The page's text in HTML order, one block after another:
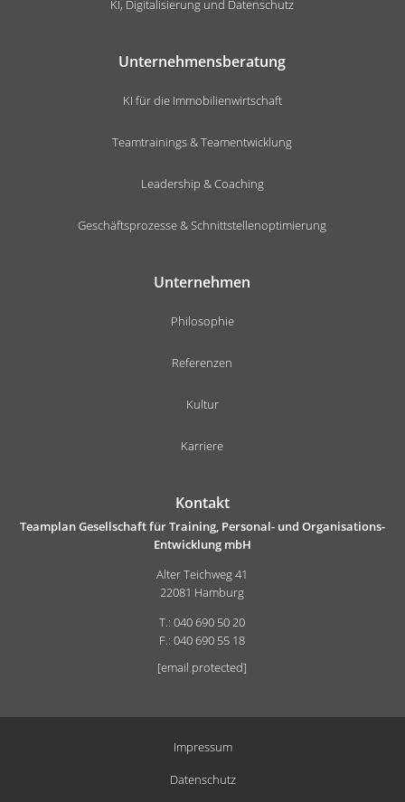
KI, Digitalisierung und Datenschutz
Unternehmensberatung
KI für die Immobilienwirtschaft
Teamtrainings & Teamentwicklung
Leadership & Coaching
Geschäftsprozesse & Schnittstellenoptimierung
Unternehmen
Philosophie
Referenzen
Kultur
Karriere
Kontakt
Teamplan Gesellschaft für Training, Personal- und Organisations-
Entwicklung mbH
Alter Teichweg 41
22081 Hamburg
T.: 040 690 50 20
F.: 040 690 55 18
[email protected]
Impressum
Datenschutz